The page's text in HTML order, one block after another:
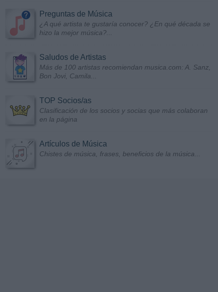
Preguntas de Música
¿A qué artista te gustaría conocer? ¿En qué década se
hizo la mejor música?...
Saludos de Artistas
Más de 100 artistas recomiendan musica.com: A. Sanz,
Bon Jovi, Camila...
TOP Socios/as
Clasificación de los socios y socias que más colaboran
en la página
Artículos de Música
Chistes de música, frases, beneficios de la música...